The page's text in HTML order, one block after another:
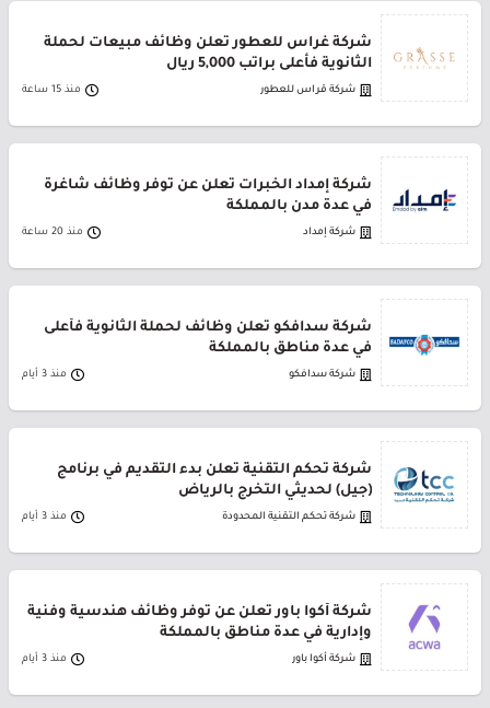
شركة غراس للعطور تعلن وظائف مبيعات لحملة
الثانوية فأعلى براتب 5,000 ريال
شركة قراس للعطور منذ 15 ساعة
شركة إمداد الخبرات تعلن عن توفر وظائف شاغرة
في عدة مدن بالمملكة
شركة إمداد منذ 20 ساعة
شركة سدافكو تعلن وظائف لحملة الثانوية فأعلى
في عدة مناطق بالمملكة
شركة سدافكو منذ 3 أيام
شركة تحكم التقنية تعلن بدء التقديم في برنامج
(جيل) لحديثي التخرج بالرياض
شركة تحكم التقنية المحدودة منذ 3 أيام
شركة أكوا باور تعلن عن توفر وظائف هندسية وفنية
وإدارية في عدة مناطق بالمملكة
شركة أكوا باور منذ 3 أيام